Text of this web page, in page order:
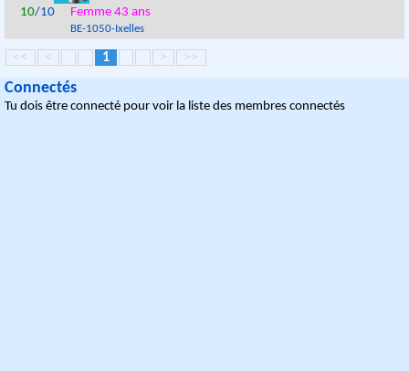
10/10 Femme 43 ans
BE-1050-Ixelles
<< < 1 > >>
Connectés
Tu dois être connecté pour voir la liste des membres connectés